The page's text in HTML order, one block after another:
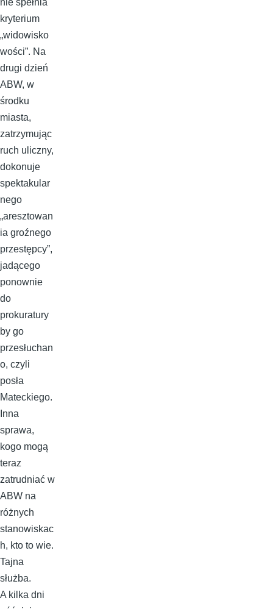
nie spełnia
kryterium
„widowisko
wości”. Na
drugi dzień
ABW, w
środku
miasta,
zatrzymując
ruch uliczny,
dokonuje
spektakular
nego
„aresztowan
ia groźnego
przestępcy”,
jadącego
ponownie
do
prokuratury
by go
przesłuchan
o, czyli
posła
Mateckiego.
Inna
sprawa,
kogo mogą
teraz
zatrudniać w
ABW na
różnych
stanowiskac
h, kto to wie.
Tajna
służba.
A kilka dni